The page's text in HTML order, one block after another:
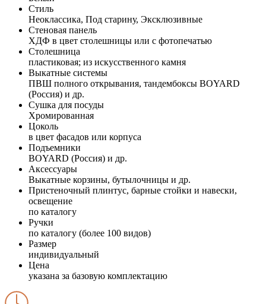
Стиль
Неоклассика, Под старину, Эксклюзивные
Стеновая панель
ХДФ в цвет столешницы или с фотопечатью
Столешница
пластиковая; из искусственного камня
Выкатные системы
ПВШ полного открывания, тандембоксы BOYARD
(Россия) и др.
Сушка для посуды
Хромированная
Цоколь
в цвет фасадов или корпуса
Подъемники
BOYARD (Россия) и др.
Аксессуары
Выкатные корзины, бутылочницы и др.
Пристеночный плинтус, барные стойки и навески,
освещение
по каталогу
Ручки
по каталогу (более 100 видов)
Размер
индивидуальный
Цена
указана за базовую комплектацию